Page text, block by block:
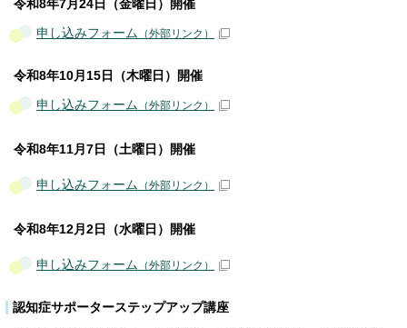
令和8年7月24日（金曜日）開催
申し込みフォーム （外部リンク）
令和8年10月15日（木曜日）開催
申し込みフォーム （外部リンク）
令和8年11月7日（土曜日）開催
申し込みフォーム （外部リンク）
令和8年12月2日（水曜日）開催
申し込みフォーム （外部リンク）
認知症サポーターステップアップ講座